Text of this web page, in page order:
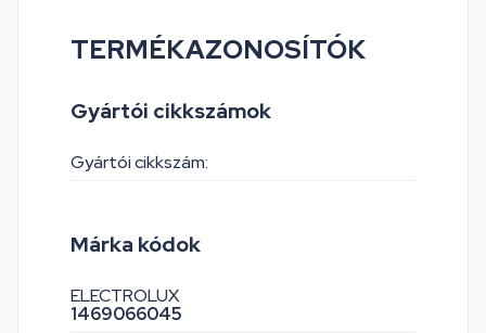
TERMÉKAZONOSÍTÓK
Gyártói cikkszámok
Gyártói cikkszám:
Márka kódok
ELECTROLUX
1469066045